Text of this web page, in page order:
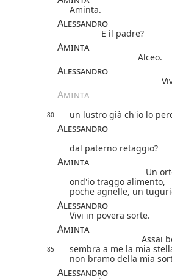
Aminta.
Alessandro
E il padre?
Aminta
Alceo.
Alessandro
Aminta
80 un lustro già ch'io lo
Alessandro
dal paterno retaggio?
Aminta
Un
ond'io traggo alimento,
poche agnelle, un
Alessandro
Vivi in povera sorte.
Aminta
Assai
85
sembra a me la mia
non bramo della mia
Alessandro